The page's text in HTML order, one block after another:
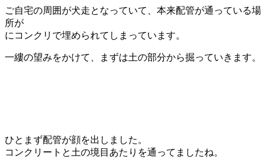
ご自宅の周囲が犬走となっていて、本来配管が通っている場
所が
にコンクリで埋められてしまっています。
一縷の望みをかけて、まずは土の部分から掘っていきます。
ひとまず配管が顔を出しました。
コンクリートと土の境目あたりを通ってましたね。